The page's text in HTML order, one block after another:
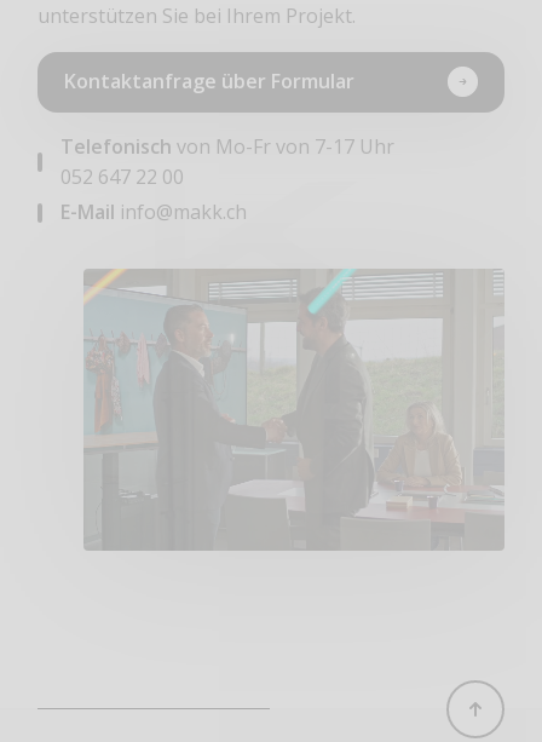
unterstützen Sie bei Ihrem Projekt.
Kontaktanfrage über Formular
Telefonisch von Mo-Fr von 7-17 Uhr
052 647 22 00
E-Mail info@makk.ch